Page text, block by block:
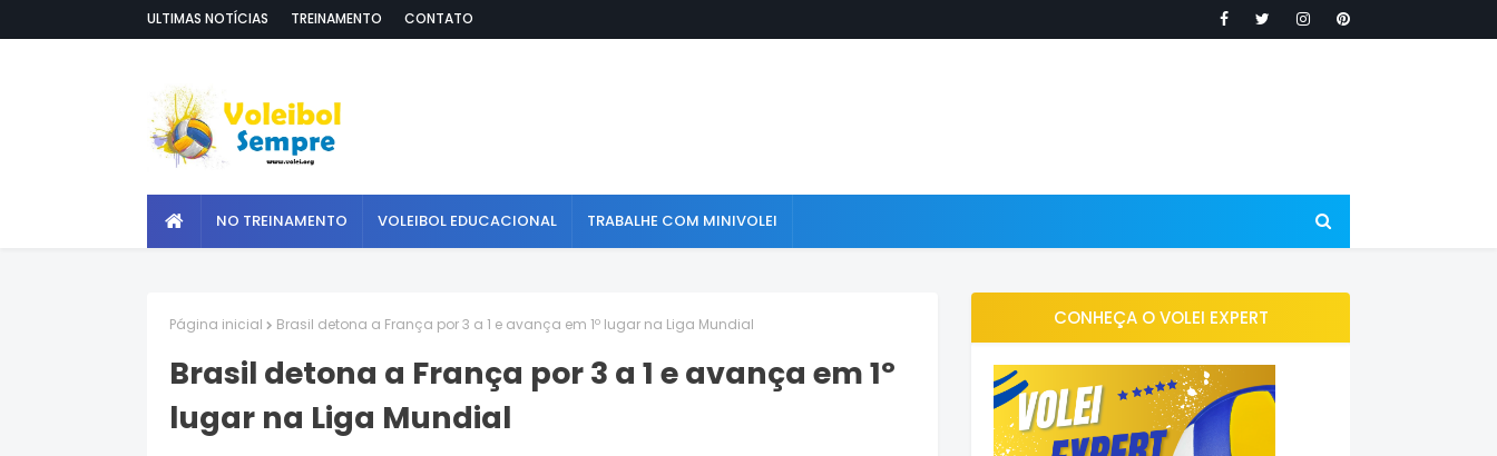
ULTIMAS NOTÍCIAS TREINAMENTO CONTATO
NO TREINAMENTO VOLEIBOL EDUCACIONAL TRABALHE COM MINIVOLEI
Página inicial Brasil detona a França por 3 a 1 e avança em 1º lugar na Liga Mundial
Brasil detona a França por 3 a 1 e avança em 1º
lugar na Liga Mundial
CONHEÇA O VOLEI EXPERT